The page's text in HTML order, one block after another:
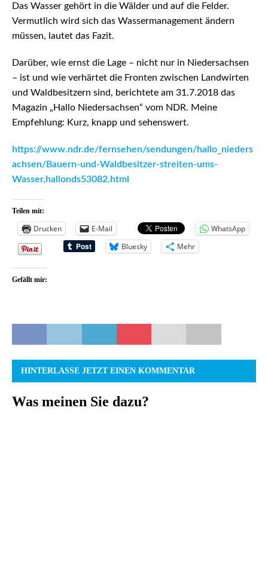
Das Wasser gehört in die Wälder und auf die Felder.
Vermutlich wird sich das Wassermanagement ändern
müssen, lautet das Fazit.
Darüber, wie ernst die Lage – nicht nur in Niedersachsen
– ist und wie verhärtet die Fronten zwischen Landwirten
und Waldbesitzern sind, berichtete am 31.7.2018 das
Magazin „Hallo Niedersachsen“ vom NDR. Meine
Empfehlung: Kurz, knapp und sehenswert.
https://www.ndr.de/fernsehen/sendungen/hallo_nieders
achsen/Bauern-und-Waldbesitzer-streiten-ums-
Wasser,hallonds53082.html
Teilen mit:
Drucken E-Mail
WhatsApp
Bluesky
Mehr
Gefällt mir:
HINTERLASSE JETZT EINEN KOMMENTAR
Was meinen Sie dazu?